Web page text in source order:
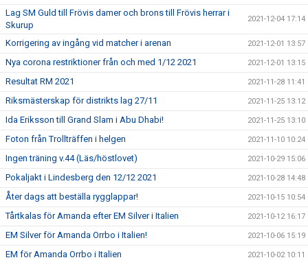
Lag SM Guld till Frövis damer och brons till Frövis herrar i
Skurup
2021-12-04 17:14
Korrigering av ingång vid matcher i arenan 2021-12-01 13:57
Nya corona restriktioner från och med 1/12 2021 2021-12-01 13:15
Resultat RM 2021 2021-11-28 11:41
Riksmästerskap för distrikts lag 27/11 2021-11-25 13:12
Ida Eriksson till Grand Slam i Abu Dhabi! 2021-11-25 13:10
Foton från Trollträffen i helgen 2021-11-10 10:24
Ingen träning v.44 (Läs/höstlovet) 2021-10-29 15:06
Pokaljakt i Lindesberg den 12/12 2021 2021-10-28 14:48
Åter dags att beställa rygglappar! 2021-10-15 10:54
Tårtkalas för Amanda efter EM Silver i Italien 2021-10-12 16:17
EM Silver för Amanda Orrbo i Italien! 2021-10-06 15:19
EM för Amanda Orrbo i Italien 2021-10-02 10:11